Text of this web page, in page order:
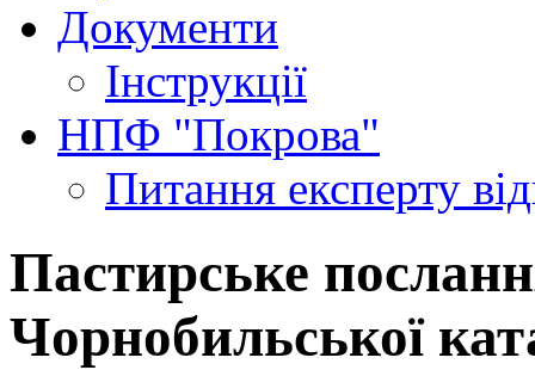
Документи
Інструкції
НПФ "Покрова"
Питання експерту
Пастирське
Чорнобильської